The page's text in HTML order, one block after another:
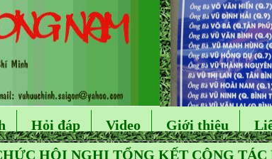
Hỏi đáp Video Giới thiệu
HỘI NGHỊ TỔNG KẾT CÔNG TÁC